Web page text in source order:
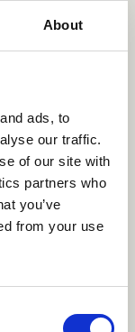
About
ads, to
our traffic.
of our site with
partners who
you’ve
from your use